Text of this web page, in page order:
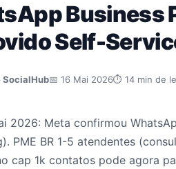
Business
Self-
SocialHub📅 16 Mai 2026⏱ 14 min de
2026: Meta confirmou
PME BR 1-5 atendentes
cap 1k contatos pode agora